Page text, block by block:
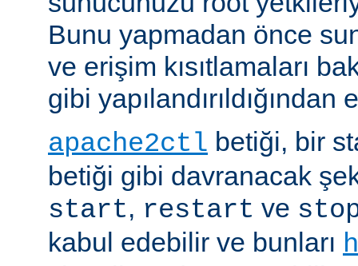
Bunu yapmadan önce
ve erişim kısıtlamaları
gibi
apache2ctl betiği, bir
betiği gibi davranacak
start, restart ve
kabul edebilir ve bunları